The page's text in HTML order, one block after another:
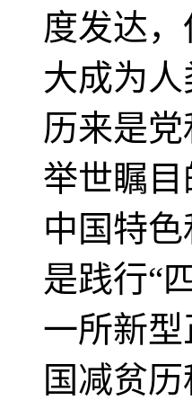
度发达
大成为
历来是
举世瞩
中国特
是践行“
一所新
国减贫